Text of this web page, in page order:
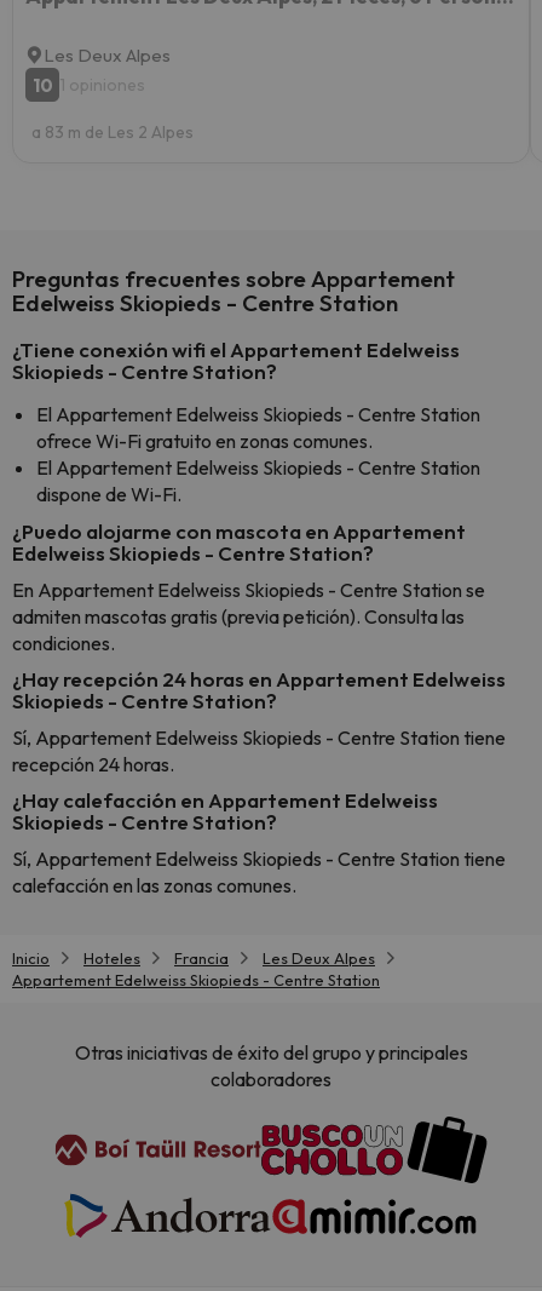
Les Deux Alpes
10 1 opiniones
a 83 m de Les 2 Alpes
Preguntas frecuentes sobre Appartement
Edelweiss Skiopieds - Centre Station
¿Tiene conexión wifi el Appartement Edelweiss
Skiopieds - Centre Station?
El Appartement Edelweiss Skiopieds - Centre Station
ofrece Wi-Fi gratuito en zonas comunes.
El Appartement Edelweiss Skiopieds - Centre Station
dispone de Wi-Fi.
¿Puedo alojarme con mascota en Appartement
Edelweiss Skiopieds - Centre Station?
En Appartement Edelweiss Skiopieds - Centre Station se
admiten mascotas gratis (previa petición). Consulta las
condiciones.
¿Hay recepción 24 horas en Appartement Edelweiss
Skiopieds - Centre Station?
Sí, Appartement Edelweiss Skiopieds - Centre Station tiene
recepción 24 horas.
¿Hay calefacción en Appartement Edelweiss
Skiopieds - Centre Station?
Sí, Appartement Edelweiss Skiopieds - Centre Station tiene
calefacción en las zonas comunes.
Inicio Hoteles Francia
Les Deux Alpes
Appartement Edelweiss Skiopieds - Centre Station
Otras iniciativas de éxito del grupo y principales
colaboradores